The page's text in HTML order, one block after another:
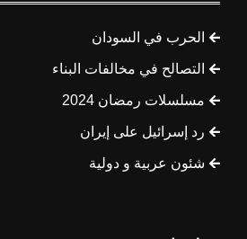
الحرب في السودان
التصالح في مخالفات البناء
مسلسلات رمضان 2024
رد إسرائيل على إيران
شئون عربية و دولية